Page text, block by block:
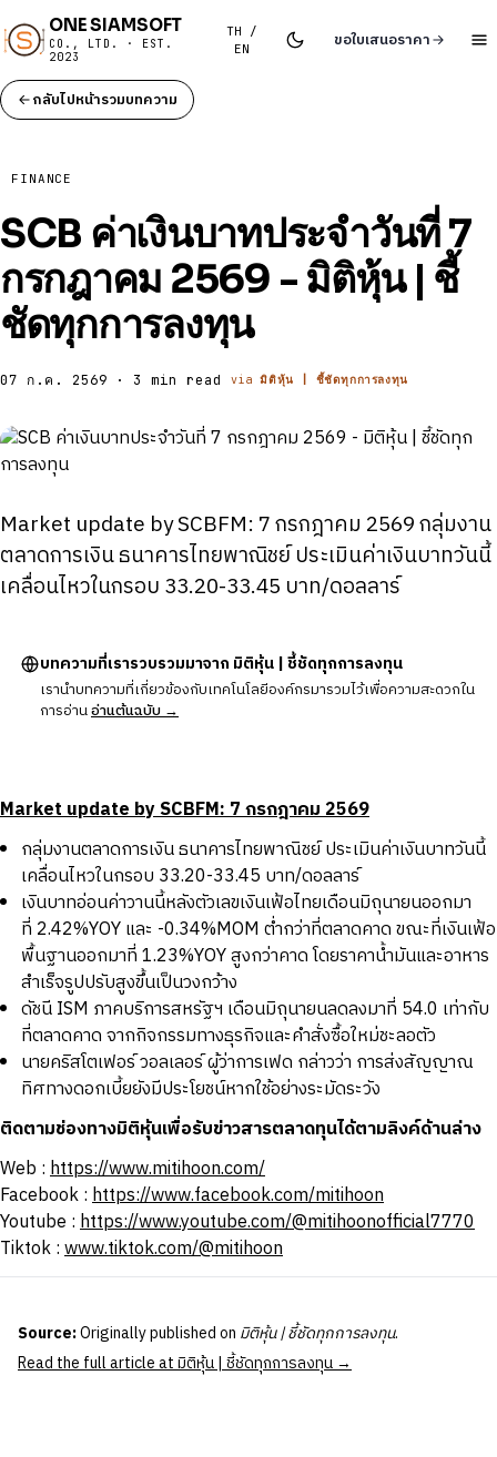
ONE SIAMSOFT
CO., LTD. · EST.
2023
TH /
EN
ขอใบเสนอราคา
กลับไปหน้ารวมบทความ
FINANCE
SCB ค่าเงินบาทประจำวันที่ 7
กรกฎาคม 2569 - มิติหุ้น | ชี้
ชัดทุกการลงทุน
07 ก.ค. 2569 · 3 min read viaมิติหุ้น | ชี้ชัดทุกการลงทุน
Market update by SCBFM: 7 กรกฎาคม 2569 กลุ่มงาน
ตลาดการเงิน ธนาคารไทยพาณิชย์ ประเมินค่าเงินบาทวันนี้
เคลื่อนไหวในกรอบ 33.20-33.45 บาท/ดอลลาร์
บทความที่เรารวบรวมมาจาก มิติหุ้น | ชี้ชัดทุกการลงทุน
เรานำบทความที่เกี่ยวข้องกับเทคโนโลยีองค์กรมารวมไว้เพื่อความสะดวกใน
การอ่านอ่านต้นฉบับ →
Market update by SCBFM: 7 กรกฎาคม 2569
กลุ่มงานตลาดการเงิน ธนาคารไทยพาณิชย์ ประเมินค่าเงินบาทวันนี้
เคลื่อนไหวในกรอบ 33.20-33.45 บาท/ดอลลาร์
เงินบาทอ่อนค่าวานนี้หลังตัวเลขเงินเฟ้อไทยเดือนมิถุนายนออกมา
ที่ 2.42%YOY และ -0.34%MOM ต่ำกว่าที่ตลาดคาด ขณะที่เงินเฟ้อ
พื้นฐานออกมาที่ 1.23%YOY สูงกว่าคาด โดยราคาน้ำมันและอาหาร
สำเร็จรูปปรับสูงขึ้นเป็นวงกว้าง
ดัชนี ISM ภาคบริการสหรัฐฯ เดือนมิถุนายนลดลงมาที่ 54.0 เท่ากับ
ที่ตลาดคาด จากกิจกรรมทางธุรกิจและคำสั่งซื้อใหม่ชะลอตัว
นายคริสโตเฟอร์ วอลเลอร์ ผู้ว่าการเฟด กล่าวว่า การส่งสัญญาณ
ทิศทางดอกเบี้ยยังมีประโยชน์หากใช้อย่างระมัดระวัง
ติดตามช่องทางมิติหุ้นเพื่อรับข่าวสารตลาดทุนได้ตามลิงค์ด้านล่าง
Web :https://www.mitihoon.com/
Facebook :https://www.facebook.com/mitihoon
Youtube :https://www.youtube.com/@mitihoonofficial7770
Tiktok :www.tiktok.com/@mitihoon
Source:Originally published on มิติหุ้น | ชี้ชัดทุกการลงทุน.
Read the full article at มิติหุ้น | ชี้ชัดทุกการลงทุน →